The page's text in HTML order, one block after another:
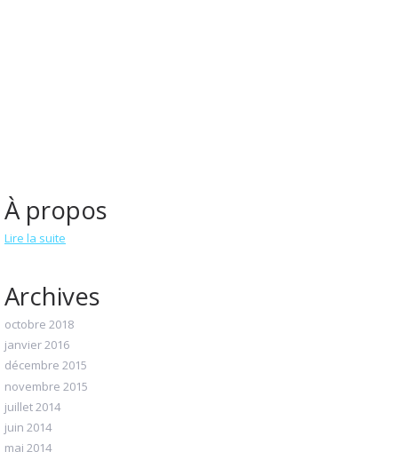
À propos
Lire la suite
Archives
octobre 2018
janvier 2016
décembre 2015
novembre 2015
juillet 2014
juin 2014
mai 2014